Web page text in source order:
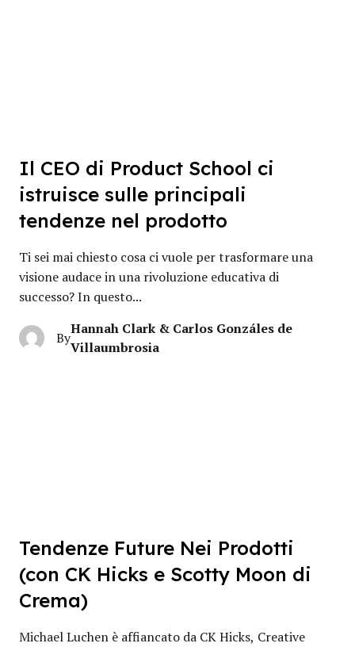
Il CEO di Product School ci
istruisce sulle principali
tendenze nel prodotto
Ti sei mai chiesto cosa ci vuole per trasformare una
visione audace in una rivoluzione educativa di
successo? In questo...
By
Hannah Clark & Carlos Gonzáles de
Villaumbrosia
Tendenze Future Nei Prodotti
(con CK Hicks e Scotty Moon di
Crema)
Michael Luchen è affiancato da CK Hicks, Creative